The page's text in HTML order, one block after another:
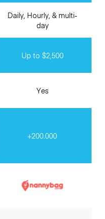
Daily, Hourly, & multi-
day
Up to $2,500
Yes
+200.000